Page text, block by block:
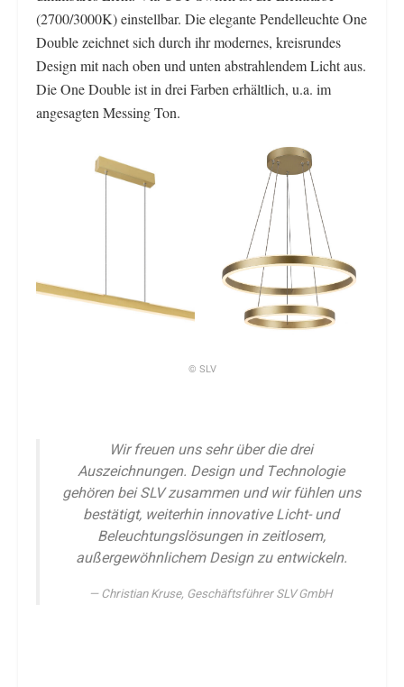
(2700/3000K) einstellbar. Die elegante Pendelleuchte One
Double zeichnet sich durch ihr modernes, kreisrundes
Design mit nach oben und unten abstrahlendem Licht aus.
Die One Double ist in drei Farben erhältlich, u.a. im
angesagten Messing Ton.
© SLV
Wir freuen uns sehr über die drei
Auszeichnungen. Design und Technologie
gehören bei SLV zusammen und wir fühlen uns
bestätigt, weiterhin innovative Licht- und
Beleuchtungslösungen in zeitlosem,
außergewöhnlichem Design zu entwickeln.
Christian Kruse, Geschäftsführer SLV GmbH